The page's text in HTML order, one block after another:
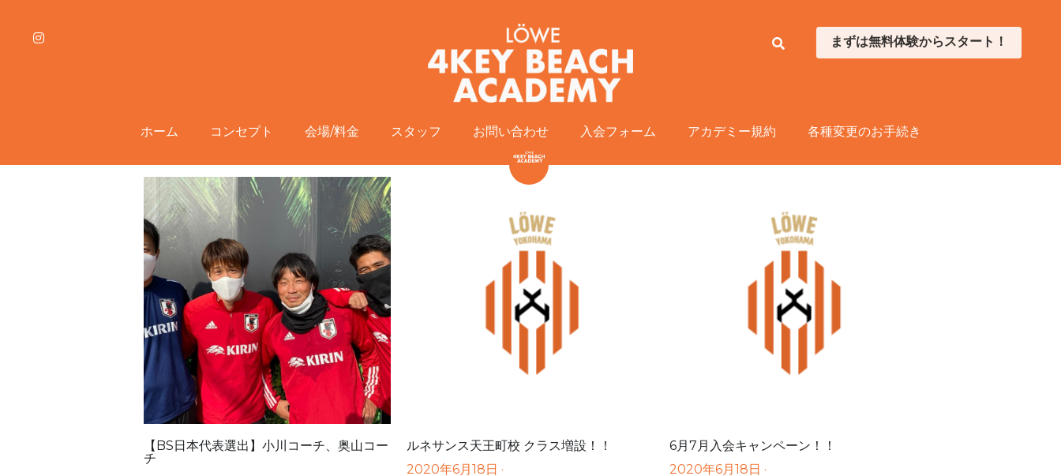
ホーム コンセプト 会場/料金 スタッフ お問い合わせ 入会フォーム アカデミー規約 各種変更のお手続き
まずは無料体験からスタート！
ホーム コンセプト 会場/料金 スタッフ お問い合わせ 入会フォーム アカデミー規約 各種変更のお手続き
まずは無料体験からスタート！
【BS日本代表選出】小川コーチ、奥山コー
チ
ルネサンス天王町校 クラス増設！！
2020年6月18日 ·
6月7月入会キャンペーン！！
2020年6月18日 ·